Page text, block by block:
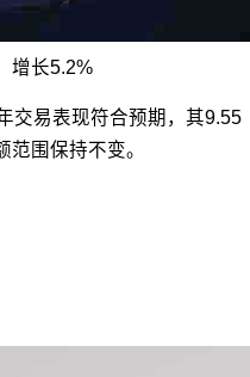
增长5.2%
交易表现符合预期，其9.55
围保持不变。